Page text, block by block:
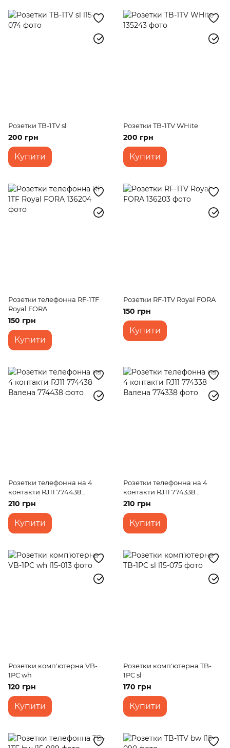
Розетки TB-1TV sl
200 грн
Купити
Розетки TB-1TV WHite
200 грн
Купити
Розетки телефонна RF-1TF
Royal FORA
150 грн
Купити
Розетки RF-1TV Royal FORA
150 грн
Купити
Розетки телефонна на 4
контакти RJ11 774438
Валена
210 грн
Купити
Розетки телефонна на 4
контакти RJ11 774338
Валена
210 грн
Купити
Розетки комп'ютерна VB-
1PC wh
120 грн
Купити
Розетки комп'ютерна TB-
1PC sl
170 грн
Купити